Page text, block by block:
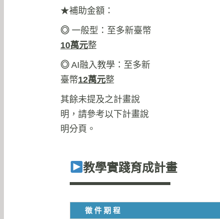
★補助金額：
◎ 一般型：至多新臺幣
10萬元整
◎ AI融入教學：至多新
臺幣12萬元整
其餘未提及之計畫說
明，請參考以下計畫說
明分頁。
教學實踐育成計畫
徵件期程